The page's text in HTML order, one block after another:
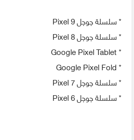
* سلسلة جوجل Pixel 9
* سلسلة جوجل Pixel 8
* Google Pixel Tablet
* Google Pixel Fold
* سلسلة جوجل Pixel 7
* سلسلة جوجل Pixel 6